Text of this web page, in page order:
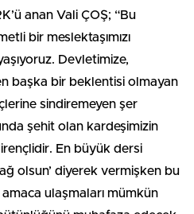
anan Vali ÇOŞ; “Bu
bir meslektaşımızı
Devletimize,
başka bir beklentisi olmayan
sindiremeyen şer
şehit olan kardeşimizin
En büyük dersi
olsun’ diyerek vermişken bu
ulaşmaları mümkün